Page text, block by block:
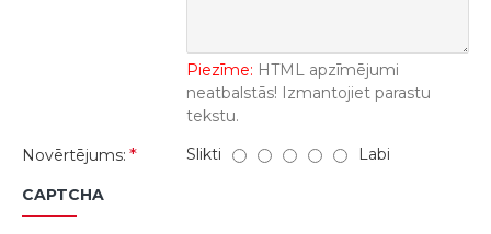
Piezīme: HTML apzīmējumi
neatbalstās! Izmantojiet parastu
tekstu.
Novērtējums:
Slikti Labi
CAPTCHA